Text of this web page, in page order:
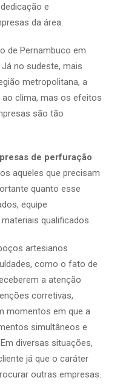
e
da área.
de Pernambuco em
no sudeste, mais
metropolitana, a
clima, mas os efeitos
são tão
de perfuração
aqueles que precisam
quanto esse
equipe
qualificados.
artesianos
como o fato de
a atenção
corretivas,
momentos em que a
simultâneos e
diversas situações,
já que o caráter
outras empresas.